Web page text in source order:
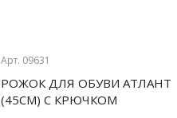
Арт. 09631
РОЖОК ДЛЯ ОБУВИ АТЛАНТ
(45СМ) С КРЮЧКОМ